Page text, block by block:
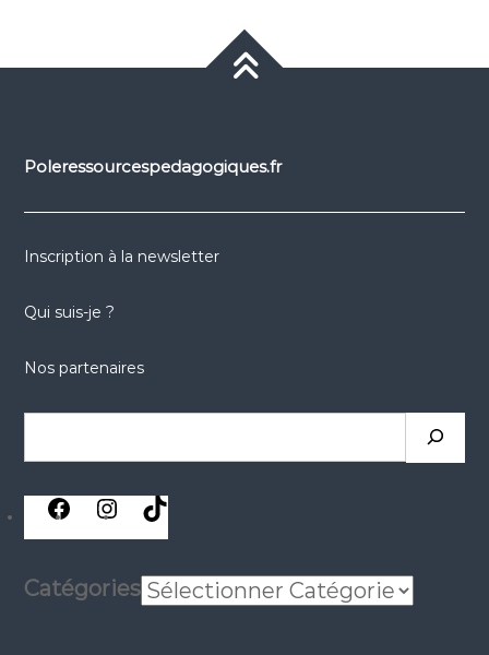
Poleressourcespedagogiques.fr
Inscription à la newsletter
Qui suis-je ?
Nos partenaires
réseaux réseaux
sociaux
réseaux
Catégories